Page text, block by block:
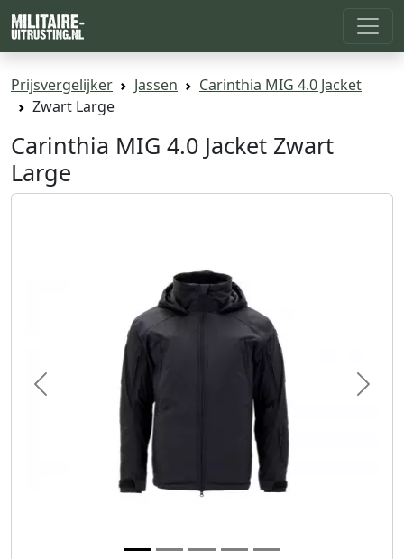
Prijsvergelijker Jassen
Carinthia MIG 4.0 Jacket
Zwart Large
Carinthia MIG 4.0 Jacket Zwart
Large
Previous Next